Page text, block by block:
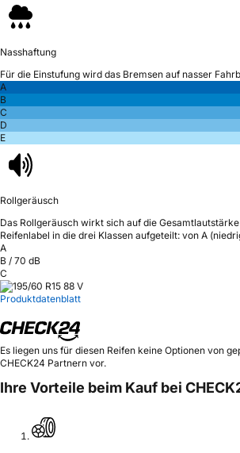
Nasshaftung
Für die Einstufung wird das Bremsen auf nasser
A
B
C
D
E
Rollgeräusch
Das Rollgeräusch wirkt sich auf die
Reifenlabel in die drei Klassen aufgeteilt: von A
A
B / 70 dB
C
Produktdatenblatt
Es liegen uns für diesen Reifen keine Optionen von
CHECK24 Partnern vor.
Ihre Vorteile beim Kauf bei